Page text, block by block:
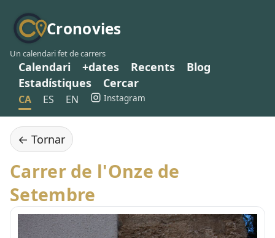
Cronovies
Un calendari fet de carrers
Calendari +dates Recents
Blog
Estadístiques
Cercar
CA ES EN Instagram
← Tornar
Carrer de l'Onze de
Setembre